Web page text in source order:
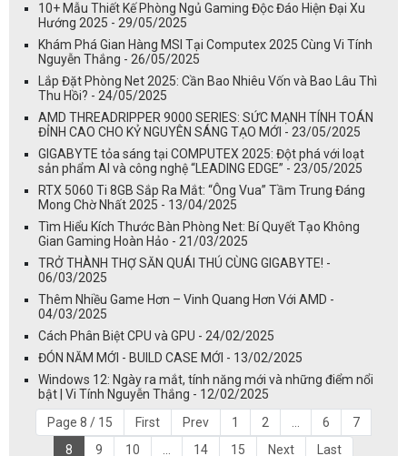
10+ Mẫu Thiết Kế Phòng Ngủ Gaming Độc Đáo Hiện Đại Xu
Hướng 2025 - 29/05/2025
Khám Phá Gian Hàng MSI Tại Computex 2025 Cùng Vi Tính
Nguyễn Thắng - 26/05/2025
Lắp Đặt Phòng Net 2025: Cần Bao Nhiêu Vốn và Bao Lâu Thì
Thu Hồi? - 24/05/2025
AMD THREADRIPPER 9000 SERIES: SỨC MẠNH TÍNH TOÁN
ĐỈNH CAO CHO KỶ NGUYÊN SÁNG TẠO MỚI - 23/05/2025
GIGABYTE tỏa sáng tại COMPUTEX 2025: Đột phá với loạt
sản phẩm AI và công nghệ “LEADING EDGE” - 23/05/2025
RTX 5060 Ti 8GB Sắp Ra Mắt: “Ông Vua” Tầm Trung Đáng
Mong Chờ Nhất 2025 - 13/04/2025
Tìm Hiểu Kích Thước Bàn Phòng Net: Bí Quyết Tạo Không
Gian Gaming Hoàn Hảo - 21/03/2025
TRỞ THÀNH THỢ SĂN QUÁI THÚ CÙNG GIGABYTE! -
06/03/2025
Thêm Nhiều Game Hơn – Vinh Quang Hơn Với AMD -
04/03/2025
Cách Phân Biệt CPU và GPU - 24/02/2025
ĐÓN NĂM MỚI - BUILD CASE MỚI - 13/02/2025
Windows 12: Ngày ra mắt, tính năng mới và những điểm nổi
bật | Vi Tính Nguyễn Thắng - 12/02/2025
Page 8 / 15
First Prev 1 2 6
7
8
9 10 14 15 Next Last